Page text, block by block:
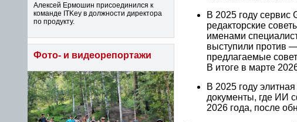
В 2025 году сервис
редакторские
именами
выступили против —
предлагаемые
В итоге в марте
В 2025 году
документы, где ИИ
2026 года, после
Алексей Ермошин присоединился к
команде ITKey в должности директора
по продукту.
Фото- и видеорепортажи